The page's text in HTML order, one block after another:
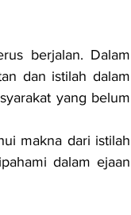
berjalan. Dalam
dan istilah dalam
yang belum
dalam ejaan